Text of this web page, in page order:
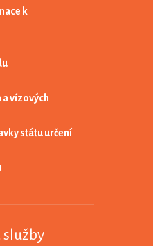
k
a vízových
státu určení